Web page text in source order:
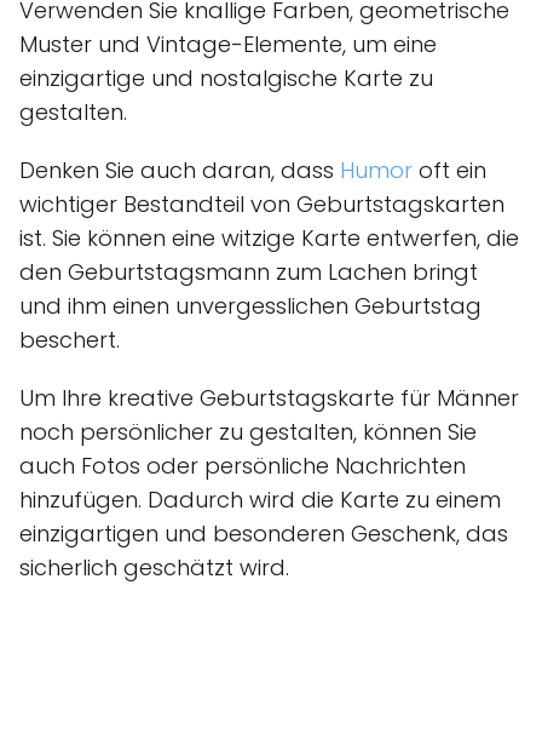
Verwenden Sie knallige Farben, geometrische
Muster und Vintage-Elemente, um eine
einzigartige und nostalgische Karte zu
gestalten.
Denken Sie auch daran, dass Humor oft ein
wichtiger Bestandteil von Geburtstagskarten
ist. Sie können eine witzige Karte entwerfen, die
den Geburtstagsmann zum Lachen bringt
und ihm einen unvergesslichen Geburtstag
beschert.
Um Ihre kreative Geburtstagskarte für Männer
noch persönlicher zu gestalten, können Sie
auch Fotos oder persönliche Nachrichten
hinzufügen. Dadurch wird die Karte zu einem
einzigartigen und besonderen Geschenk, das
sicherlich geschätzt wird.